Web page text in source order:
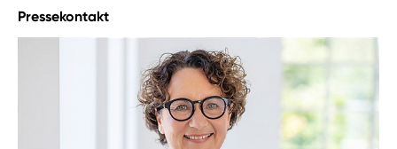
Pressekontakt